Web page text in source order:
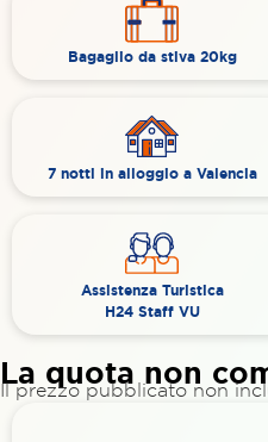
Bagaglio da stiva 20kg
7 notti in alloggio a Valencia
Assistenza Turistica
H24 Staff VU
La quota non
Il prezzo pubblicato non